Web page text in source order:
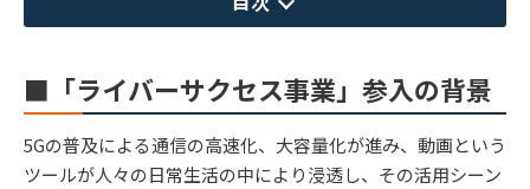
■「ライバーサクセス事業」参入の背景
5Gの普及による通信の高速化、大容量化が進み、動画という
ツールが人々の日常生活の中により浸透し、その活用シーン